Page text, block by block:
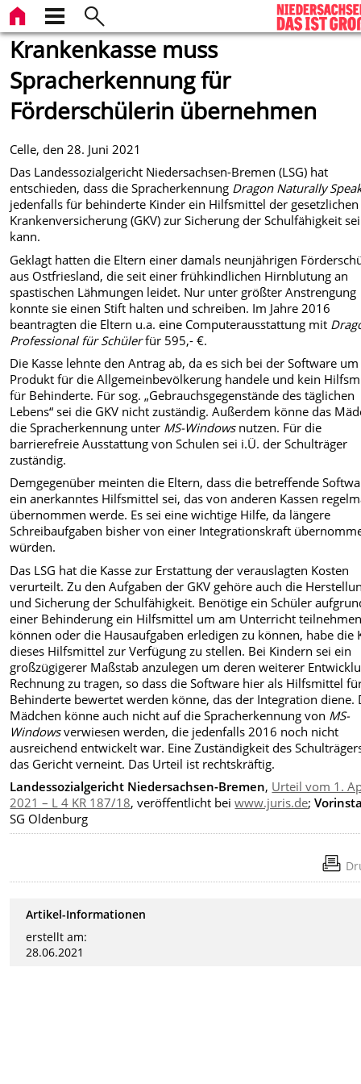
Krankenkasse muss
Spracherkennung für
Förderschülerin übernehmen
Celle, den 28. Juni 2021
Das Landessozialgericht Niedersachsen-Bremen (LSG) hat
entschieden, dass die Spracherkennung Dragon Naturally
jedenfalls für behinderte Kinder ein Hilfsmittel der gesetzlichen
Krankenversicherung (GKV) zur Sicherung der Schulfähigkeit
kann.
Geklagt hatten die Eltern einer damals neunjährigen
aus Ostfriesland, die seit einer frühkindlichen Hirnblutung an
spastischen Lähmungen leidet. Nur unter größter Anstrengung
konnte sie einen Stift halten und schreiben. Im Jahre 2016
beantragten die Eltern u.a. eine Computerausstattung mit
Professional für Schülerfür 595,- €.
Die Kasse lehnte den Antrag ab, da es sich bei der Software
Produkt für die Allgemeinbevölkerung handele und kein
für Behinderte. Für sog. „Gebrauchsgegenstände des täglichen
Lebens“ sei die GKV nicht zuständig. Außerdem könne das
die Spracherkennung unter MS-Windowsnutzen. Für die
barrierefreie Ausstattung von Schulen sei i.Ü. der Schulträger
zuständig.
Demgegenüber meinten die Eltern, dass die betreffende
ein anerkanntes Hilfsmittel sei, das von anderen Kassen
übernommen werde. Es sei eine wichtige Hilfe, da längere
Schreibaufgaben bisher von einer Integrationskraft
würden.
Das LSG hat die Kasse zur Erstattung der verauslagten Kosten
verurteilt. Zu den Aufgaben der GKV gehöre auch die
und Sicherung der Schulfähigkeit. Benötige ein Schüler
einer Behinderung ein Hilfsmittel um am Unterricht
können oder die Hausaufgaben erledigen zu können, habe die
dieses Hilfsmittel zur Verfügung zu stellen. Bei Kindern sei ein
großzügigerer Maßstab anzulegen um deren weiterer
Rechnung zu tragen, so dass die Software hier als Hilfsmittel
Behinderte bewertet werden könne, das der Integration diene.
Mädchen könne auch nicht auf die Spracherkennung von MS-
Windowsverwiesen werden, die jedenfalls 2016 noch nicht
ausreichend entwickelt war. Eine Zuständigkeit des
das Gericht verneint. Das Urteil ist rechtskräftig.
Landessozialgericht Niedersachsen-Bremen, Urteil vom 1.
2021 – L 4 KR 187/18, veröffentlicht beiwww.juris.de;
SG Oldenburg
Artikel-Informationen
erstellt am:
28.06.2021